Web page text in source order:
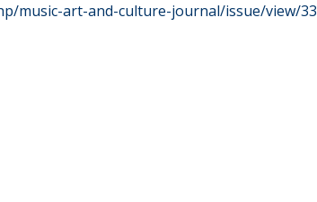
music-art-and-culture-journal/issue/view/33